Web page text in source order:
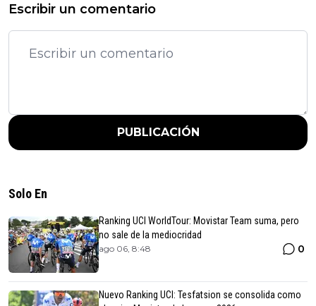
Escribir un comentario
PUBLICACIÓN
Solo En
Ranking UCI WorldTour: Movistar Team suma, pero
no sale de la mediocridad
ago 06, 8:48 0
Nuevo Ranking UCI: Tesfatsion se consolida como